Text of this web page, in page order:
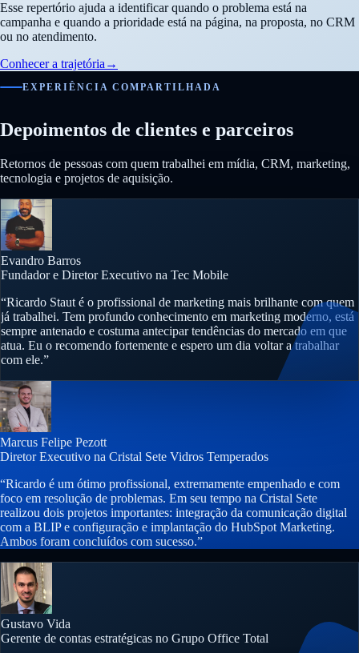
Esse repertório ajuda a identificar quando o problema está na
campanha e quando a prioridade está na página, na proposta, no CRM
ou no atendimento.
Conhecer a trajetória →
EXPERIÊNCIA COMPARTILHADA
Depoimentos de clientes e parceiros
Retornos de pessoas com quem trabalhei em mídia, CRM, marketing,
tecnologia e projetos de aquisição.
Evandro Barros
Fundador e Diretor Executivo na Tec Mobile
“Ricardo Staut é o profissional de marketing mais brilhante com quem
já trabalhei. Tem profundo conhecimento em marketing moderno, está
sempre antenado e costuma antecipar tendências do mercado em que
atua. Eu o recomendo fortemente e espero um dia voltar a trabalhar
com ele.”
Marcus Felipe Pezott
Diretor Executivo na Cristal Sete Vidros Temperados
“Ricardo é um ótimo profissional, extremamente empenhado e com
foco em resolução de problemas. Em seu tempo na Cristal Sete
realizou dois projetos importantes: integração da comunicação digital
com a BLIP e configuração e implantação do HubSpot Marketing.
Ambos foram concluídos com sucesso.”
Gustavo Vida
Gerente de contas estratégicas no Grupo Office Total